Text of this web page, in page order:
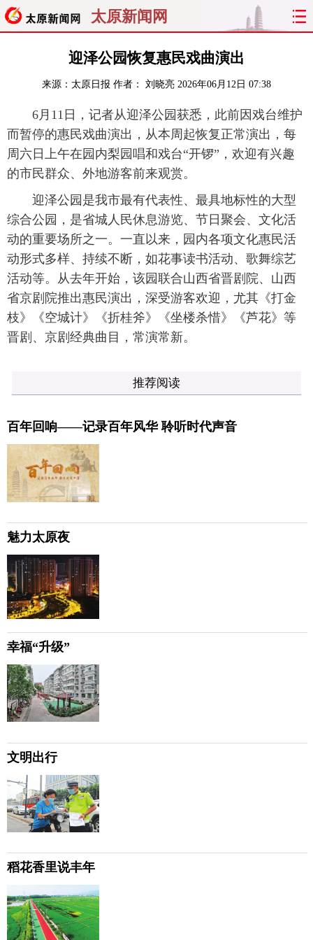
太原新闻网
聚焦 太原
经济 关注 文明 出行
纵横 曝光 综合 专题
旅游 理财 政务 教育
看天下 晋月读 最太原 网罗民生
太原日报 太原晚报 热评 社区
迎泽公园恢复惠民戏曲演出
来源： 太原日报 作者： 刘晓亮 2026年06月12日 07:38
6月11日，记者从迎泽公园获悉，此前因戏台维护
而暂停的惠民戏曲演出，从本周起恢复正常演出，每
周六日上午在园内梨园唱和戏台“开锣”，欢迎有兴趣
的市民群众、外地游客前来观赏。
迎泽公园是我市最有代表性、最具地标性的大型
综合公园，是省城人民休息游览、节日聚会、文化活
动的重要场所之一。一直以来，园内各项文化惠民活
动形式多样、持续不断，如花事读书活动、歌舞综艺
活动等。从去年开始，该园联合山西省晋剧院、山西
省京剧院推出惠民演出，深受游客欢迎，尤其《打金
枝》《空城计》《折桂斧》《坐楼杀惜》《芦花》等
晋剧、京剧经典曲目，常演常新。
推荐阅读
百年回响——记录百年风华 聆听时代声音
魅力太原夜
幸福“升级”
文明出行
稻花香里说丰年